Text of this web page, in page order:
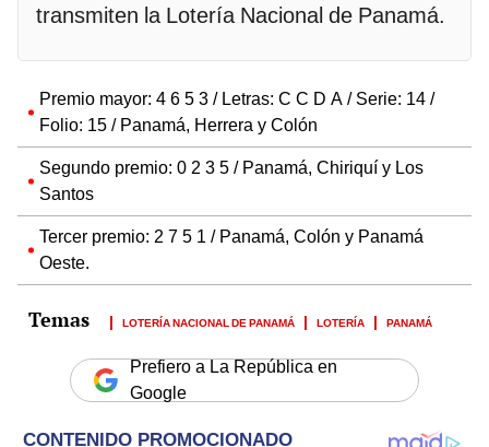
transmiten la Lotería Nacional de Panamá.
Premio mayor: 4 6 5 3 / Letras: C C D A / Serie: 14 /
Folio: 15 / Panamá, Herrera y Colón
Segundo premio: 0 2 3 5 / Panamá, Chiriquí y Los
Santos
Tercer premio: 2 7 5 1 / Panamá, Colón y Panamá
Oeste.
LOTERÍA NACIONAL DE PANAMÁ LOTERÍA PANAMÁ
Prefiero a La República en
Google